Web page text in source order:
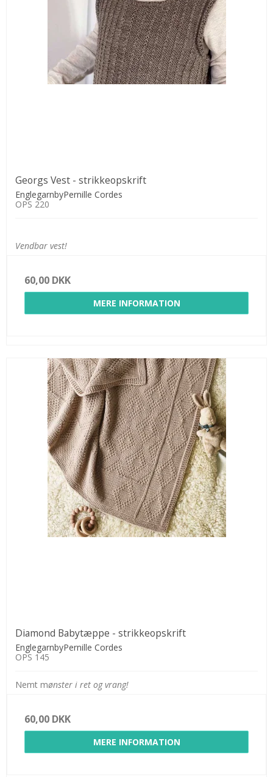
Georgs Vest - strikkeopskrift
EnglegarnbyPernille Cordes
OPS 220
Vendbar vest!
60,00 DKK
MERE INFORMATION
Diamond Babytæppe - strikkeopskrift
EnglegarnbyPernille Cordes
OPS 145
Nemt mønster i ret og vrang!
60,00 DKK
MERE INFORMATION